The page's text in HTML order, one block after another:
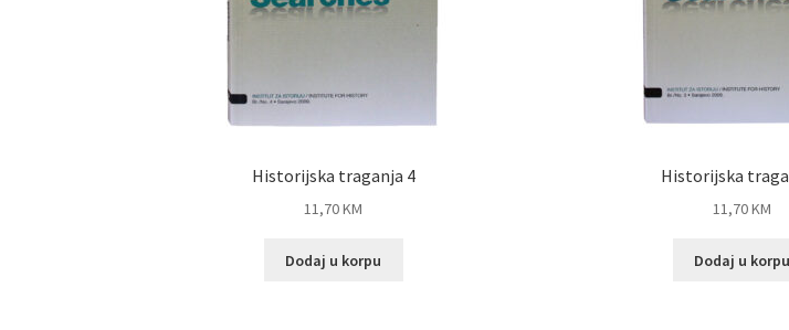
Historijska traganja 4
11,70KM
Dodaj u korpu
Historijska
11,70KM
Dodaj u korpu